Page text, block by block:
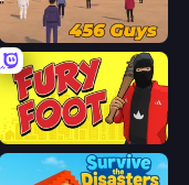
456 Guys
Fury Foot